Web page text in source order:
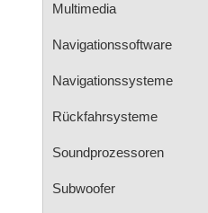
Multimedia
Navigationssoftware
Navigationssysteme
Rückfahrsysteme
Soundprozessoren
Subwoofer